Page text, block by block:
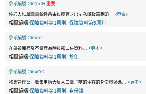
參考編號:2003A09 重要!
投訴人指稱圖書館職員未能應要求出示私隱政策聲明 ... <更多>
相關範疇:保障資料第1原則 保障資料第5原則
參考編號:2004A11
在舉報罪行及不當行為時披露口供資料 ... <更多>
相關範疇:保障資料第1原則 豁免
參考編號:2004C02
物業管理公司收集申請大廈入口電子咭的住客的身份證號碼 ... <更多>
相關範疇:保障資料第1原則 身份證